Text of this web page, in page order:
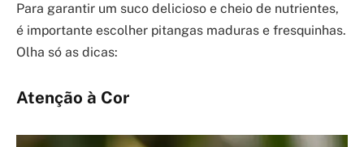
Para garantir um suco delicioso e cheio de nutrientes,
é importante escolher pitangas maduras e fresquinhas.
Olha só as dicas:
Atenção à Cor